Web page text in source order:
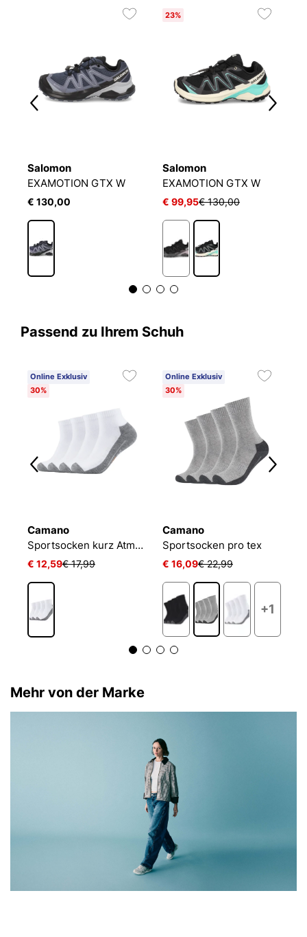
Salomon
EXAMOTION GTX W
€ 130,00
23%
Salomon
EXAMOTION GTX W
€ 99,95€ 130,00
Passend zu Ihrem Schuh
Online Exklusiv
30%
Camano
Sportsocken kurz Atmungsaktiv Bequem Perfekte Passform Tennissocken Verstärkt Herren und Damen pro tex
€ 12,59€ 17,99
Online Exklusiv
30%
Camano
Sportsocken pro tex
€ 16,09€ 22,99
+1
Mehr von der Marke